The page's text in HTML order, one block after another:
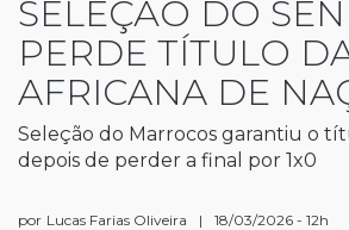
SELEÇÃO DO
PERDE TÍTULO
AFRICANA DE
Seleção do Marrocos garantiu o
depois de perder a final por 1x0
por Lucas Farias Oliveira | 18/03/2026 - 12h